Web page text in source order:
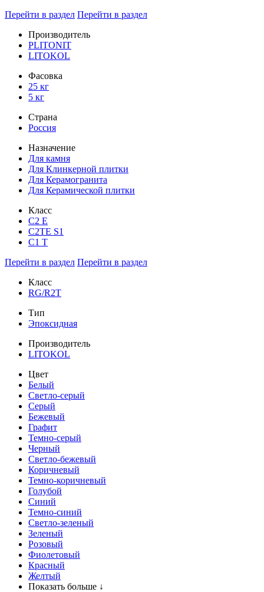
Перейти в раздел Перейти в раздел
Производитель
PLITONIT
LITOKOL
Фасовка
25 кг
5 кг
Страна
Россия
Назначение
Для камня
Для Клинкерной плитки
Для Керамогранита
Для Керамической плитки
Класс
С2 Е
C2TE S1
C1 T
Перейти в раздел Перейти в раздел
Класс
RG/R2T
Тип
Эпоксидная
Производитель
LITOKOL
Цвет
Белый
Светло-серый
Серый
Бежевый
Графит
Темно-серый
Черный
Светло-бежевый
Коричневый
Темно-коричневый
Голубой
Синий
Темно-синий
Светло-зеленый
Зеленый
Розовый
Фиолетовый
Красный
Желтый
Показать больше ↓